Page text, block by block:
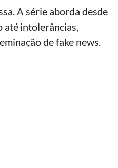
A série aborda desde
intolerâncias,
de fake news.